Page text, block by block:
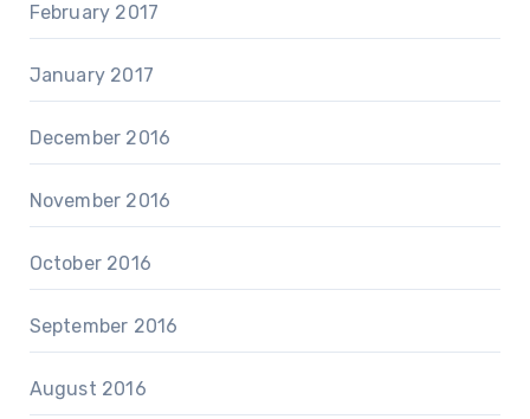
February 2017
January 2017
December 2016
November 2016
October 2016
September 2016
August 2016